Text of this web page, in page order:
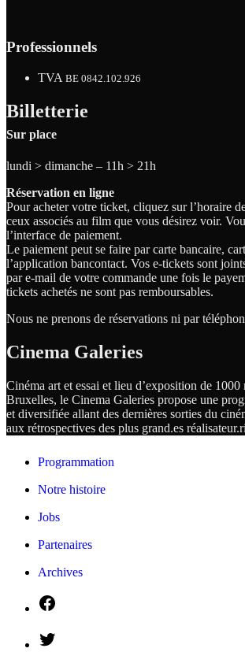
Professionnels
TVA BE 0842.102.926
Billetterie
Sur place
lundi > dimanche – 11h > 21h
Réservation en ligne
Pour acheter votre ticket, cliquez sur l’horaire
ceux associés au film que vous désirez voir.
l’interface de paiement.
Le paiement peut se faire par carte bancaire,
l’application bancontact. Vos e-tickets sont
par e-mail de votre commande une fois le
tickets achetés ne sont pas remboursables.
Nous ne prenons de réservations ni par
Cinema Galeries
Cinéma art et essai et lieu d’exposition de
Bruxelles, le Cinema Galeries propose une
et diversifiée allant des dernières sorties du
aux rétrospectives des plus grand.es réalisateur.
Programmation
Notre histoire
Jobs
Partenaires
Archives